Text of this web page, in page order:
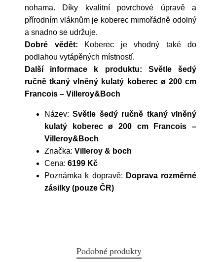
nohama. Díky kvalitní povrchové úpravě a
přírodním vláknům je koberec mimořádně odolný
a snadno se udržuje.
Dobré vědět: Koberec je vhodný také do
podlahou vytápěných místností.
Další informace k produktu: Světle šedý
ručně tkaný vlněný kulatý koberec ø 200 cm
Francois – Villeroy&Boch
Název:Světle šedý ručně tkaný vlněný
kulatý koberec ø 200 cm Francois –
Villeroy&Boch
Značka: Villeroy & boch
Cena: 6199 Kč
Poznámka k dopravě: Doprava rozměrné
zásilky (pouze ČR)
Podobné produkty